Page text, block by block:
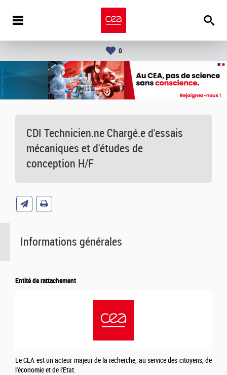
0
CDI Technicien.ne Chargé.e d'essais
mécaniques et d'études de
conception H/F
Informations générales
Entité de rattachement
Le CEA est un acteur majeur de la recherche, au service des citoyens, de
l'économie et de l'Etat.